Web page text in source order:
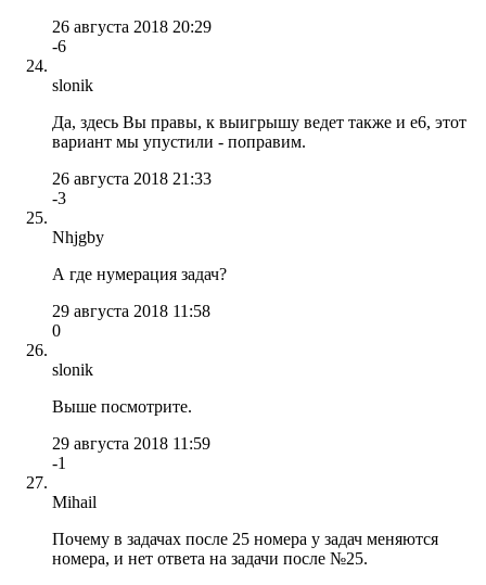
26 августа 2018 20:29
-6
slonik
Да, здесь Вы правы, к выигрышу ведет также и е6, этот
вариант мы упустили - поправим.
26 августа 2018 21:33
-3
Nhjgby
А где нумерация задач?
29 августа 2018 11:58
0
slonik
Выше посмотрите.
29 августа 2018 11:59
-1
Mihail
Почему в задачах после 25 номера у задач меняются
номера, и нет ответа на задачи после №25.